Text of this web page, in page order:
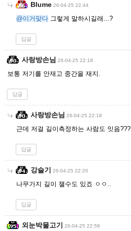
Blume 26-04-25 22:44
@이거맞다 그렇게 말하시길래...?
답글
사랑방손님 26-04-25 22:18
보통 저기를 안재고 중간을 재지.
답글
사랑방손님 26-04-25 22:18
근데 저걸 길이측정하는 사람도 잇음???
답글
강슬기 26-04-25 22:20
나무가지 길이 잴수도 있죠 ㅇㅇ..
답글
외눈박물고기 26-04-25 22:59